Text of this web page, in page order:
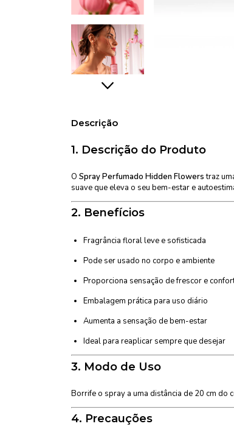
Descrição
1. Descrição do Produto
O Spray Perfumado Hidden Flowerstraz
suave que eleva o seu bem-estar e
2. Benefícios
Fragrância floral leve e sofisticada
Pode ser usado no corpo e ambiente
Proporciona sensação de frescor e
Embalagem prática para uso diário
Aumenta a sensação de bem-estar
Ideal para reaplicar sempre que desejar
3. Modo de Uso
Borrife o spray a uma distância de 20 cm do
4. Precauções